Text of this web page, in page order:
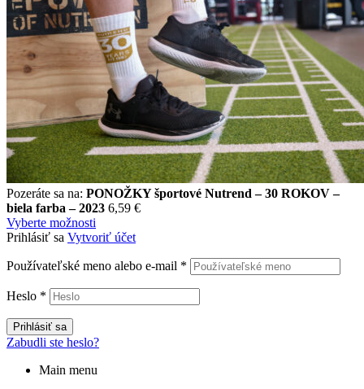
Pozeráte sa na: PONOŽKY športové Nutrend – 30 ROKOV –
biela farba – 2023 6,59 €
Vyberte možnosti
Prihlásiť sa Vytvoriť účet
Používateľské meno alebo e-mail *
Heslo *
Prihlásiť sa
Zabudli ste heslo?
Main menu